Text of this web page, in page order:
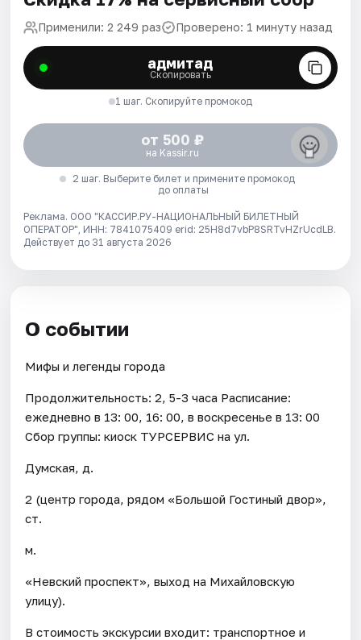
Применили: 2 249 раз Проверено: 1 минуту назад
адмитад
Скопировать
1 шаг. Скопируйте промокод
от 500 ₽
на Kassir.ru
2 шаг. Выберите билет и примените промокод
до оплаты
Реклама. ООО "КАССИР.РУ-НАЦИОНАЛЬНЫЙ БИЛЕТНЫЙ
ОПЕРАТОР", ИНН: 7841075409 erid: 25H8d7vbP8SRTvHZrUcdLB.
Действует до 31 августа 2026
О событии
Мифы и легенды города
Продолжительность: 2, 5-3 часа Расписание:
ежедневно в 13: 00, 16: 00, в воскресенье в 13: 00
Сбор группы: киоск ТУРСЕРВИС на ул.
Думская, д.
2 (центр города, рядом «Большой Гостиный двор»,
ст.
м.
«Невский проспект», выход на Михайловскую
улицу).
В стоимость экскурсии входит: транспортное и